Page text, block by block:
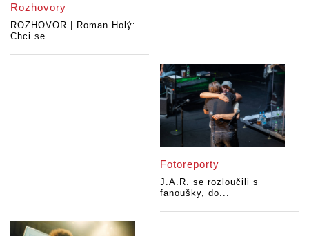
Rozhovory
ROZHOVOR | Roman Holý:
Chci se...
Fotoreporty
J.A.R. se rozloučili s
fanoušky, do...